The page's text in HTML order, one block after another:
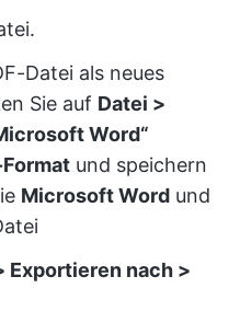
Datei als neues
Sie auf Datei >
Word“
und speichern
Microsoft Word und
Exportieren nach >